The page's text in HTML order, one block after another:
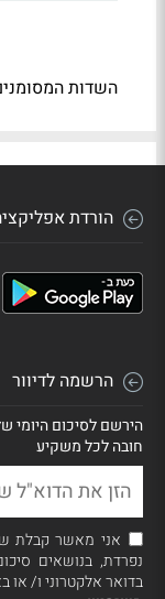
השדות
הורדת
הרשמה לדיוור
הירשם לסיכום היומי
חובה לכל משקיע
אני מאשר קבלת
נפרדת, בנושאים
בדואר אלקטרוני ו/ או